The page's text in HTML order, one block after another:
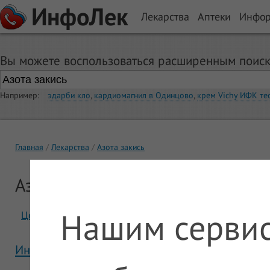
ИнфоЛек Лекарства Аптеки
Вы можете воспользоваться расширенным
Например: эдарби кло, кардиомагнил в Одинцово, крем Vichy ИФК
Главная Лекарства Азота закись
Азота закись
Цены Отзывы
Инструкция Азота закись
Нашим